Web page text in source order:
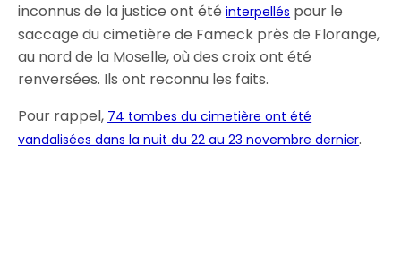
inconnus de la justice ont étéinterpellés pour le
saccage du cimetière de Fameck près de Florange,
au nord de la Moselle, où des croix ont été
renversées. Ils ont reconnu les faits.
Pour rappel, 74 tombes du cimetière ont été
vandalisées dans la nuit du 22 au 23 novembre dernier.